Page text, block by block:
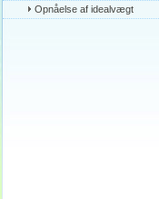
Opnåelse af idealvægt